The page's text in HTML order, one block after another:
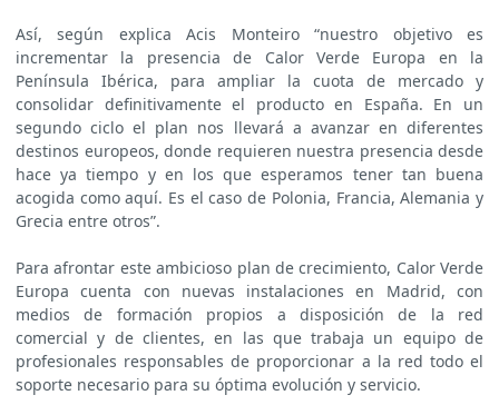
Así, según explica Acis Monteiro “nuestro objetivo es
incrementar la presencia de Calor Verde Europa en la
Península Ibérica, para ampliar la cuota de mercado y
consolidar definitivamente el producto en España. En un
segundo ciclo el plan nos llevará a avanzar en diferentes
destinos europeos, donde requieren nuestra presencia desde
hace ya tiempo y en los que esperamos tener tan buena
acogida como aquí. Es el caso de Polonia, Francia, Alemania y
Grecia entre otros”.
Para afrontar este ambicioso plan de crecimiento, Calor Verde
Europa cuenta con nuevas instalaciones en Madrid, con
medios de formación propios a disposición de la red
comercial y de clientes, en las que trabaja un equipo de
profesionales responsables de proporcionar a la red todo el
soporte necesario para su óptima evolución y servicio.